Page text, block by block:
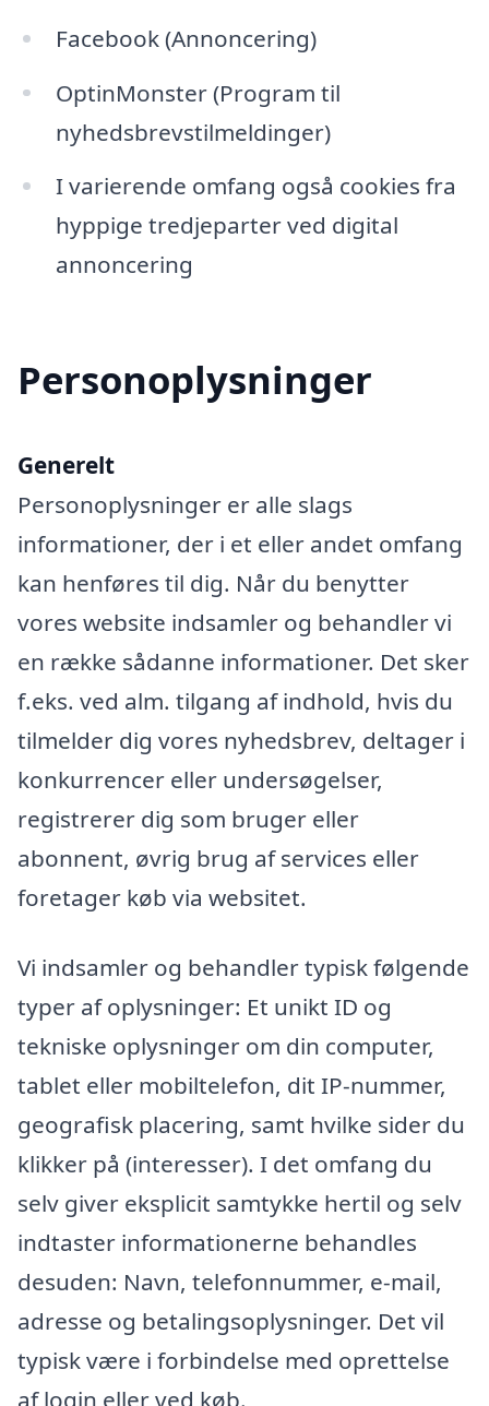
Facebook (Annoncering)
OptinMonster (Program til
nyhedsbrevstilmeldinger)
I varierende omfang også cookies fra
hyppige tredjeparter ved digital
annoncering
Personoplysninger
Generelt
Personoplysninger er alle slags
informationer, der i et eller andet omfang
kan henføres til dig. Når du benytter
vores website indsamler og behandler vi
en række sådanne informationer. Det sker
f.eks. ved alm. tilgang af indhold, hvis du
tilmelder dig vores nyhedsbrev, deltager i
konkurrencer eller undersøgelser,
registrerer dig som bruger eller
abonnent, øvrig brug af services eller
foretager køb via websitet.
Vi indsamler og behandler typisk følgende
typer af oplysninger: Et unikt ID og
tekniske oplysninger om din computer,
tablet eller mobiltelefon, dit IP-nummer,
geografisk placering, samt hvilke sider du
klikker på (interesser). I det omfang du
selv giver eksplicit samtykke hertil og selv
indtaster informationerne behandles
desuden: Navn, telefonnummer, e-mail,
adresse og betalingsoplysninger. Det vil
typisk være i forbindelse med oprettelse
af login eller ved køb.